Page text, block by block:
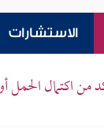
الاستشارات
من اكتمال الحمل